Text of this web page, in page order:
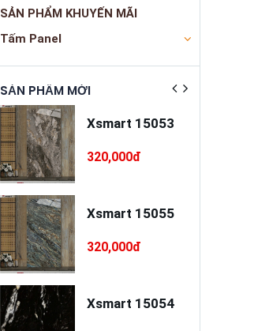
SẢN PHẨM KHUYẾN MÃI
Tấm Panel
SẢN PHẨM MỚI
Xsmart 15053
320,000đ
Xsmart 15055
320,000đ
Xsmart 15054